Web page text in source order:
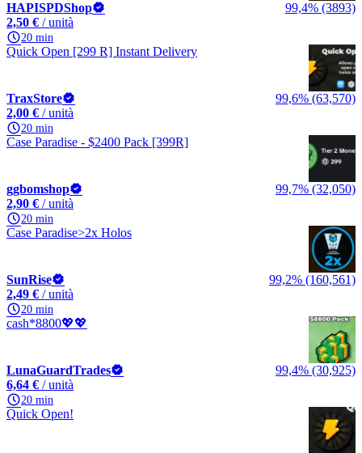
HAPISPDShop
99,4% (3893)
2,50 € / unità
20 min
Quick Open [299 R] Instant Delivery
TraxStore
99,6% (63,570)
2,00 € / unità
20 min
Case Paradise - $2400 Pack [399R]
ggbomshop
99,7% (32,050)
2,90 € / unità
20 min
Case Paradise>2x Holos
SunRise
99,2% (160,561)
2,49 € / unità
20 min
cash*8800💖💖
LunaGuardTrades
99,4% (30,925)
6,64 € / unità
20 min
Quick Open!